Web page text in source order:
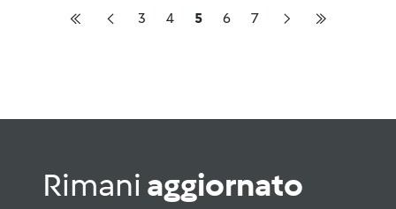
3 4 5 6 7
Rimani aggiornato